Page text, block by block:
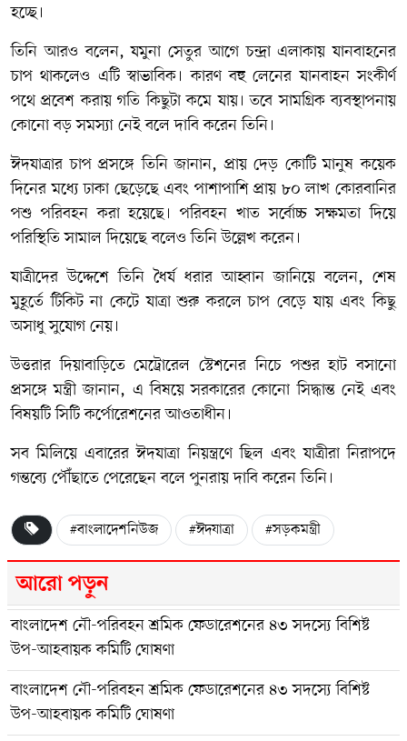
হচ্ছে।
তিনি আরও বলেন, যমুনা সেতুর আগে চন্দ্রা এলাকায় যানবাহনের
চাপ থাকলেও এটি স্বাভাবিক। কারণ বহু লেনের যানবাহন সংকীর্ণ
পথে প্রবেশ করায় গতি কিছুটা কমে যায়। তবে সামগ্রিক ব্যবস্থাপনায়
কোনো বড় সমস্যা নেই বলে দাবি করেন তিনি।
ঈদযাত্রার চাপ প্রসঙ্গে তিনি জানান, প্রায় দেড় কোটি মানুষ কয়েক
দিনের মধ্যে ঢাকা ছেড়েছে এবং পাশাপাশি প্রায় ৮০ লাখ কোরবানির
পশু পরিবহন করা হয়েছে। পরিবহন খাত সর্বোচ্চ সক্ষমতা দিয়ে
পরিস্থিতি সামাল দিয়েছে বলেও তিনি উল্লেখ করেন।
যাত্রীদের উদ্দেশে তিনি ধৈর্য ধরার আহ্বান জানিয়ে বলেন, শেষ
মুহূর্তে টিকিট না কেটে যাত্রা শুরু করলে চাপ বেড়ে যায় এবং কিছু
অসাধু সুযোগ নেয়।
উত্তরার দিয়াবাড়িতে মেট্রোরেল স্টেশনের নিচে পশুর হাট বসানো
প্রসঙ্গে মন্ত্রী জানান, এ বিষয়ে সরকারের কোনো সিদ্ধান্ত নেই এবং
বিষয়টি সিটি কর্পোরেশনের আওতাধীন।
সব মিলিয়ে এবারের ঈদযাত্রা নিয়ন্ত্রণে ছিল এবং যাত্রীরা নিরাপদে
গন্তব্যে পৌঁছাতে পেরেছেন বলে পুনরায় দাবি করেন তিনি।
#বাংলাদেশনিউজ #ঈদযাত্রা #সড়কমন্ত্রী
আরো পড়ুন
বাংলাদেশ নৌ-পরিবহন শ্রমিক ফেডারেশনের ৪৩ সদস্যে বিশিষ্ট
উপ-আহবায়ক কমিটি ঘোষণা
বাংলাদেশ নৌ-পরিবহন শ্রমিক ফেডারেশনের ৪৩ সদস্যে বিশিষ্ট
উপ-আহবায়ক কমিটি ঘোষণা